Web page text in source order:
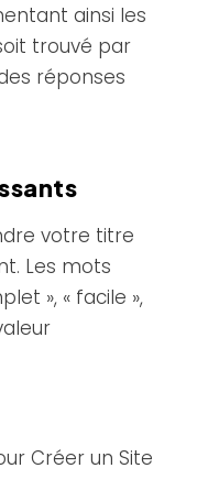
ainsi les
trouvé par
réponses
votre titre
Les mots
», « facile »,
Créer un Site